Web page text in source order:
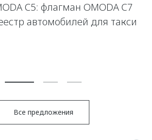
C5: флагман OMODA C7
автомобилей для такси
Все предложения